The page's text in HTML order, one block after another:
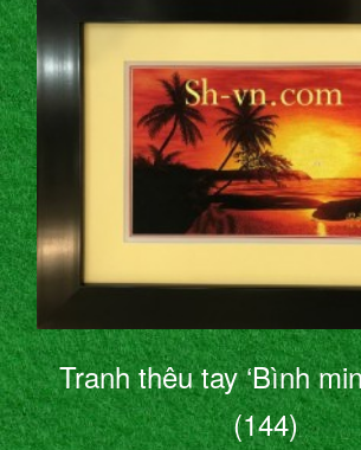
Tranh thêu tay ‘Bình
(144)